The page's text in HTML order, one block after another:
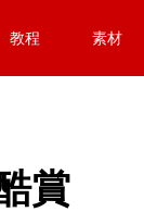
教程 素材
賞